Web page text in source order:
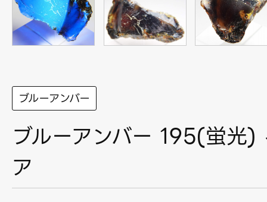
ブルーアンバー
ブルーアンバー 195(蛍光)
ア